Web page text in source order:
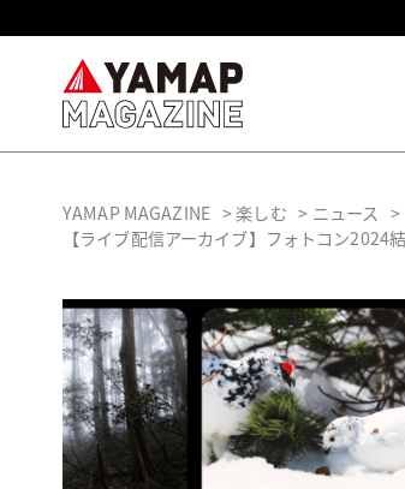
YAMAP MAGAZINE 楽しむ
ニュース
【ライブ配信アーカイブ】フォトコン